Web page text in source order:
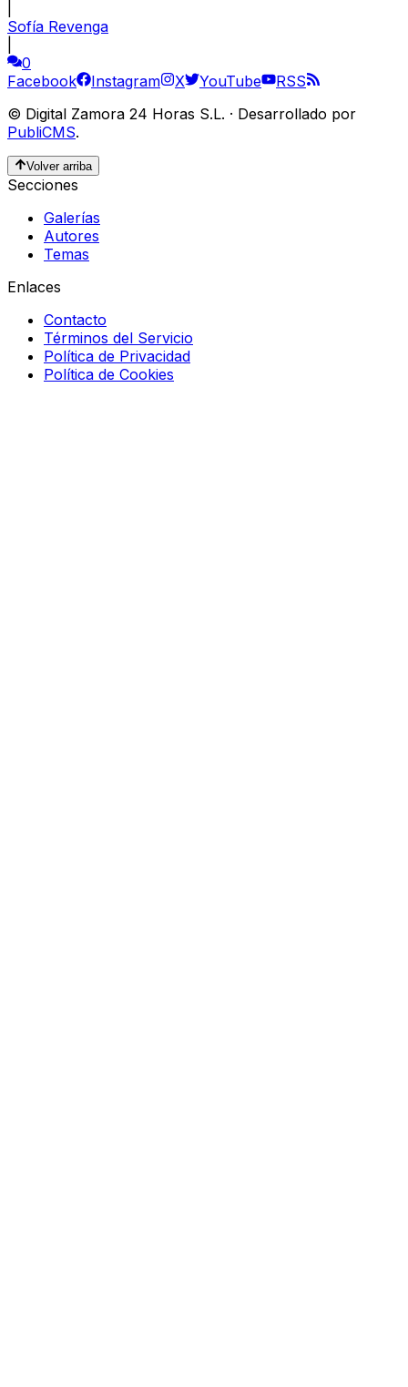
Sofía Revenga
0
Facebook
Instagram X YouTube
RSS
© Digital Zamora 24 Horas S.L. · Desarrollado por
PubliCMS.
Volver arriba
Secciones
Galerías
Autores
Temas
Enlaces
Contacto
Términos del Servicio
Política de Privacidad
Política de Cookies